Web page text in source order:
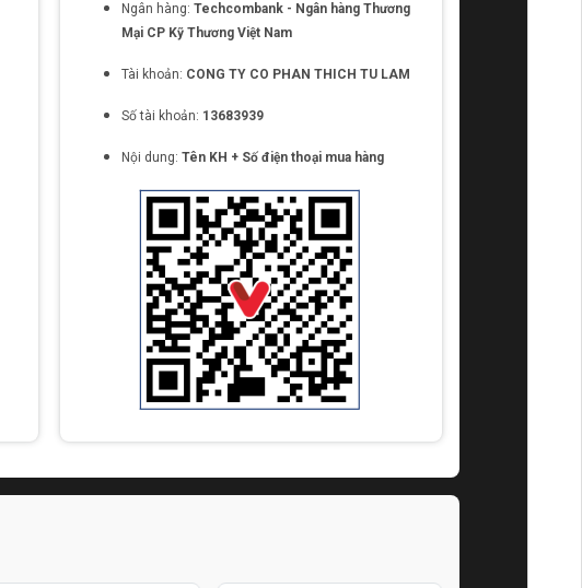
Ngân hàng: Techcombank - Ngân hàng Thương
Mại CP Kỹ Thương Việt Nam
Tài khoản: CONG TY CO PHAN THICH TU LAM
Số tài khoản: 13683939
Nội dung: Tên KH + Số điện thoại mua hàng